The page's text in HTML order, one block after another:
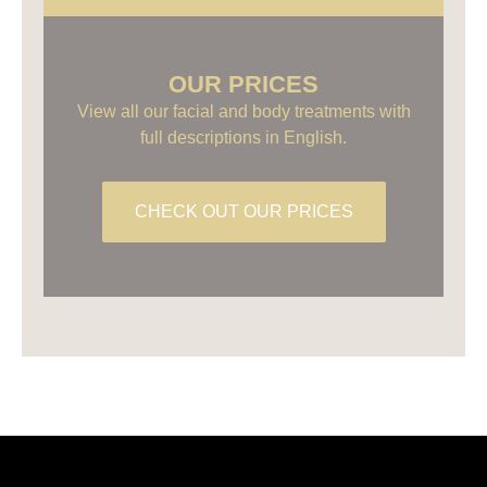
OUR PRICES
View all our facial and body treatments with
full descriptions in English.
CHECK OUT OUR PRICES